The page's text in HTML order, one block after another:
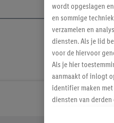
wordt opgeslagen
en sommige
verzamelen en
diensten. Als je lid
voor de hiervoor
Als je hier
aanmaakt of inlogt
identifier maken
diensten van